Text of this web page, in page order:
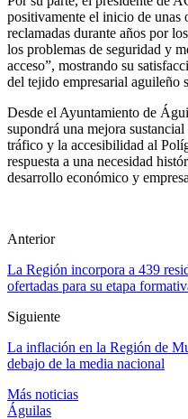
positivamente el inicio de unas
reclamadas durante años por
los problemas de seguridad y
acceso”, mostrando su
del tejido empresarial aguileño
Desde el Ayuntamiento de
supondrá una mejora
tráfico y la accesibilidad al
respuesta a una necesidad
desarrollo económico y
Anterior
La Región incorpora a 439
ofertadas para su etapa
Siguiente
La inflación en la Región de
debajo de la media nacional
Más noticias
Águilas